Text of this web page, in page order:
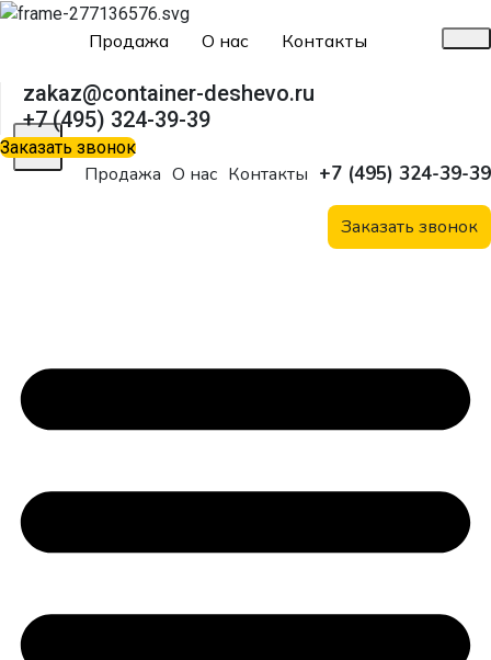
Продажа О нас Контакты
X
zakaz@container-deshevo.ru
+7 (495) 324-39-39
Заказать звонок
Продажа О нас Контакты +7 (495) 324-39-39
Заказать звонок